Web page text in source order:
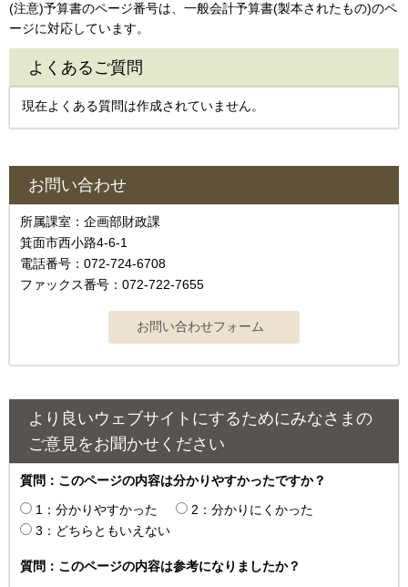
(注意)予算書のページ番号は、一般会計予算書(製本されたもの)のペ
ージに対応しています。
よくあるご質問
現在よくある質問は作成されていません。
お問い合わせ
所属課室：企画部財政課
箕面市西小路4-6-1
電話番号：072-724-6708
ファックス番号：072-722-7655
より良いウェブサイトにするためにみなさまの
ご意見をお聞かせください
質問：このページの内容は分かりやすかったですか？
1：分かりやすかった
2：分かりにくかった
3：どちらともいえない
質問：このページの内容は参考になりましたか？